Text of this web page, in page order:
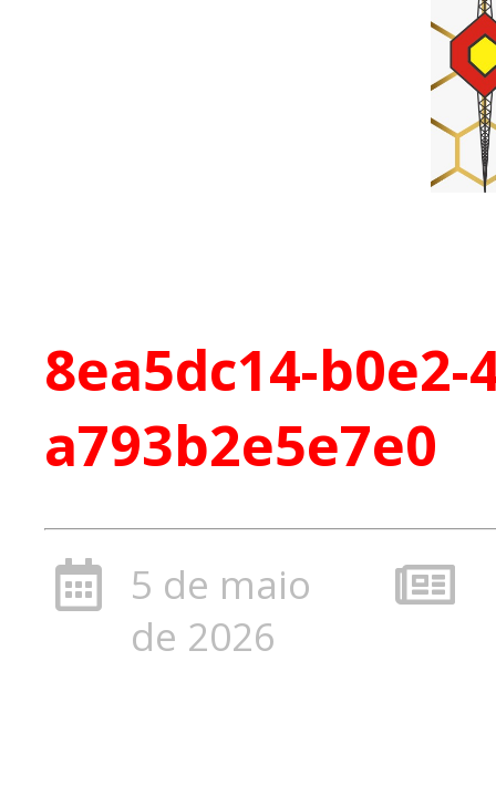
8ea5dc14-b0e2-
a793b2e5e7e0
5 de maio
de 2026